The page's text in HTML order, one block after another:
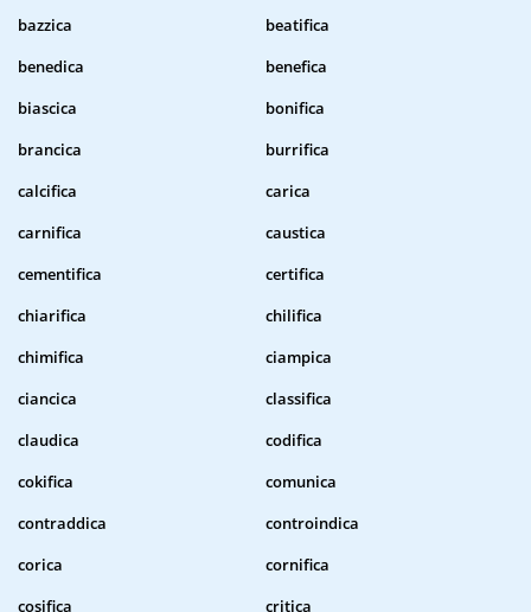
bazzica
beatifica
benedica
benefica
biascica
bonifica
brancica
burrifica
calcifica
carica
carnifica
caustica
cementifica
certifica
chiarifica
chilifica
chimifica
ciampica
ciancica
classifica
claudica
codifica
cokifica
comunica
contraddica
controindica
corica
cornifica
cosifica
critica